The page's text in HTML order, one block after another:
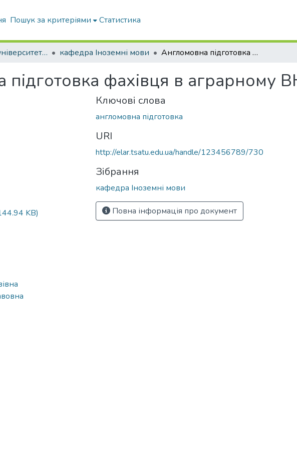
Пошук за критеріями Статистика
ННІ загальноуніверситетської підготовки кафедра Іноземні мови Англомовна підготовка фахівця в аграрному ВНЗ
підготовка фахівця в аграрному
KB)
Ключові слова
англомовна підготовка
URI
http://elar.tsatu.edu.ua/handle/123456789/730
Зібрання
кафедра Іноземні мови
Повна інформація про документ